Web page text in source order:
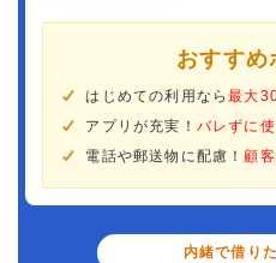
おすすめ
はじめての利用なら最大
アプリが充実！ バレずに
電話や郵送物に配慮！ 顧
内緒で借り